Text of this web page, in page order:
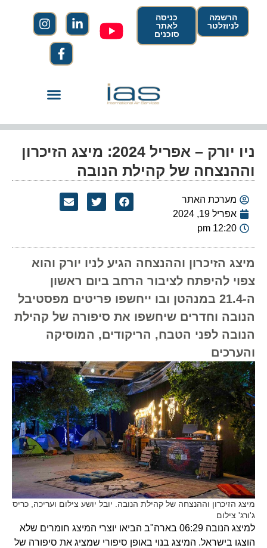
הרשמה
לניוזלטר
כניסה
לאתר
סוכנים
ניו יורק – אפריל 2024: מיצג הזיכרון
וההנצחה של קהילת הנובה
מערכת האתר
אפריל 19, 2024
12:20 pm
מיצג הזיכרון וההנצחה הגיע לניו יורק והוא
צפוי להיפתח לציבור הרחב ביום ראשון
ה-21.4 במנהטן ובו ייחשפו פריטים מפסטיבל
הנובה וחדרים שיחשפו את סיפורה של קהילת
הנובה לפני הטבח, הריקודים, המוסיקה
והערכים
מיצג הזיכרון וההנצחה של קהילת הנובה. יובל יושע צילום ועריכה, כריס
ג'ורג' צילום
למיצג הנובה 06:29 בארה"ב הביאו יוצרי המיצג חומרים שלא
הוצגו בישראל. המיצג בנוי באופן סיפורי שמציג את סיפורה של